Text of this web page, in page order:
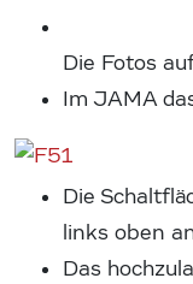
Die Fotos
Im JAMA
Die
links oben
Das